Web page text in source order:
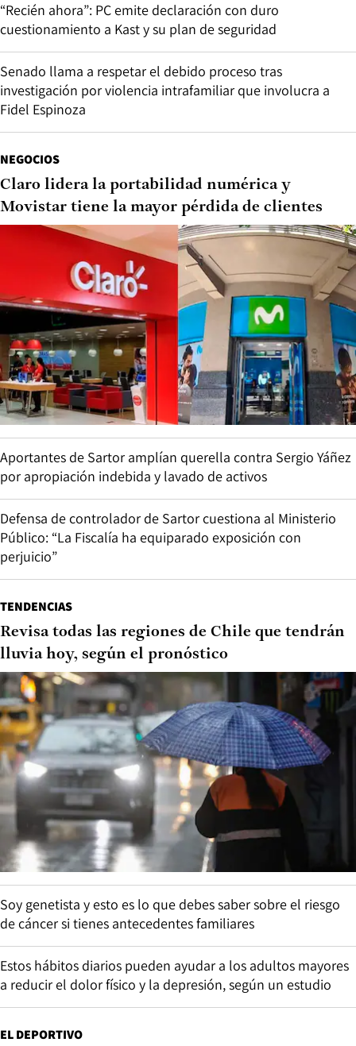
“Recién ahora”: PC emite declaración con duro
cuestionamiento a Kast y su plan de seguridad
Senado llama a respetar el debido proceso tras
investigación por violencia intrafamiliar que involucra a
Fidel Espinoza
NEGOCIOS
Claro lidera la portabilidad numérica y
Movistar tiene la mayor pérdida de clientes
Aportantes de Sartor amplían querella contra Sergio Yáñez
por apropiación indebida y lavado de activos
Defensa de controlador de Sartor cuestiona al Ministerio
Público: “La Fiscalía ha equiparado exposición con
perjuicio”
TENDENCIAS
Revisa todas las regiones de Chile que tendrán
lluvia hoy, según el pronóstico
Soy genetista y esto es lo que debes saber sobre el riesgo
de cáncer si tienes antecedentes familiares
Estos hábitos diarios pueden ayudar a los adultos mayores
a reducir el dolor físico y la depresión, según un estudio
EL DEPORTIVO